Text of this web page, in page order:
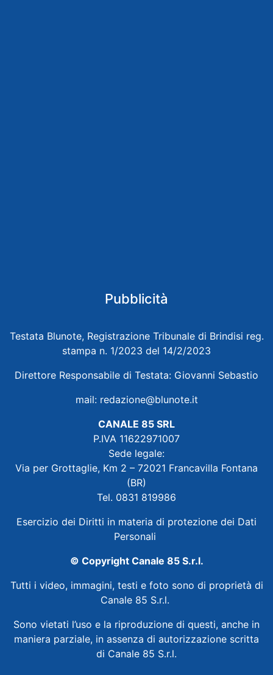
Pubblicità
Testata Blunote, Registrazione Tribunale di Brindisi reg.
stampa n. 1/2023 del 14/2/2023
Direttore Responsabile di Testata: Giovanni Sebastio
mail: redazione@blunote.it
CANALE 85 SRL
P.IVA 11622971007
Sede legale:
Via per Grottaglie, Km 2 – 72021 Francavilla Fontana
(BR)
Tel. 0831 819986
Esercizio dei Diritti in materia di protezione dei Dati
Personali
© Copyright Canale 85 S.r.l.
Tutti i video, immagini, testi e foto sono di proprietà di
Canale 85 S.r.l.
Sono vietati l’uso e la riproduzione di questi, anche in
maniera parziale, in assenza di autorizzazione scritta
di Canale 85 S.r.l.